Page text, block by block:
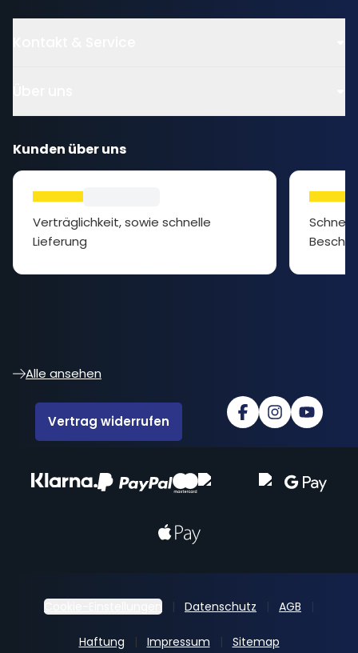
Kunden über uns
Verträglichkeit, sowie schnelle
Lieferung
Schnelle
Alle ansehen
Vertrag widerrufen
Cookie-Einstellungen Datenschutz AGB
Haftung Impressum
Sitemap